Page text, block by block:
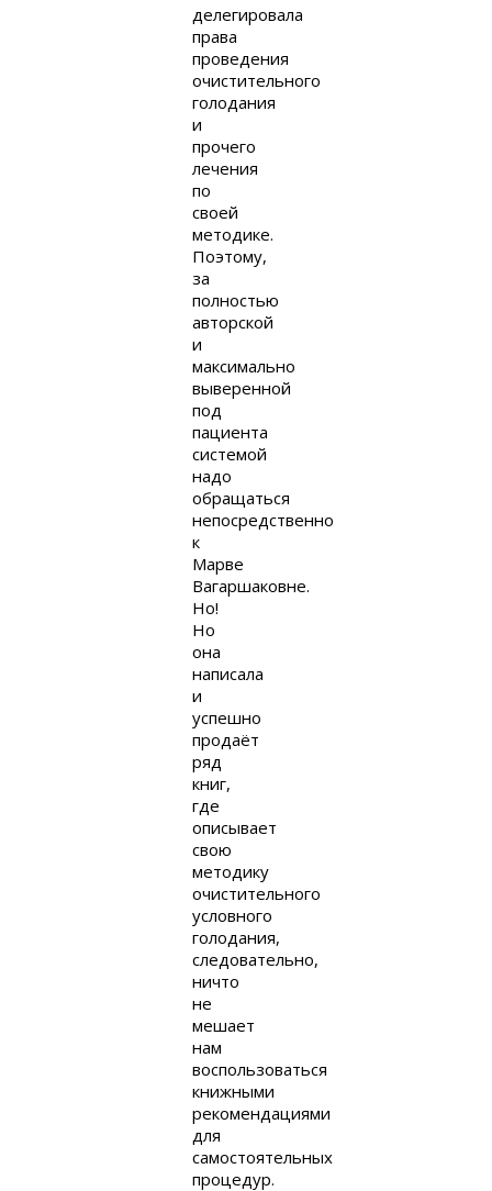
делегировала
права
проведения
очистительного
голодания
и
прочего
лечения
по
своей
методике.
Поэтому,
за
полностью
авторской
и
максимально
выверенной
под
пациента
системой
надо
обращаться
непосредственно
к
Марве
Вагаршаковне.
Но!
Но
она
написала
и
успешно
продаёт
ряд
книг,
где
описывает
свою
методику
очистительного
условного
голодания,
следовательно,
ничто
не
мешает
нам
воспользоваться
книжными
рекомендациями
для
самостоятельных
процедур.